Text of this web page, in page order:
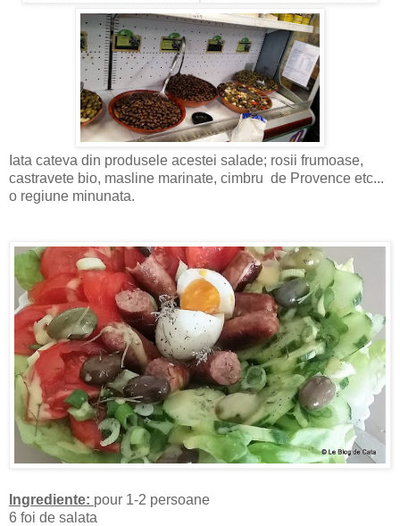
Iata cateva din produsele acestei salade; rosii frumoase,
castravete bio, masline marinate, cimbru de Provence etc...
o regiune minunata.
Ingrediente: pour 1-2 persoane
6 foi de salata